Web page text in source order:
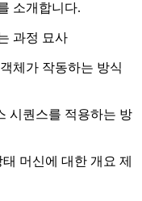
소개합니다.
과정 묘사
체가 작동하는 방식
시퀀스를 적용하는 방
머신에 대한 개요 제